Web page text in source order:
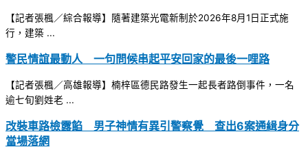
【記者張楓／綜合報導】隨著建築光電新制於2026年8月1日正式施
行，建築 ...
警民情誼最動人 一句問候串起平安回家的最後一哩路
【記者張楓／高雄報導】楠梓區德民路發生一起長者路倒事件，一名
逾七旬劉姓老 ...
改裝車路檢露餡 男子神情有異引警察覺 查出6案通緝身分
當場落網